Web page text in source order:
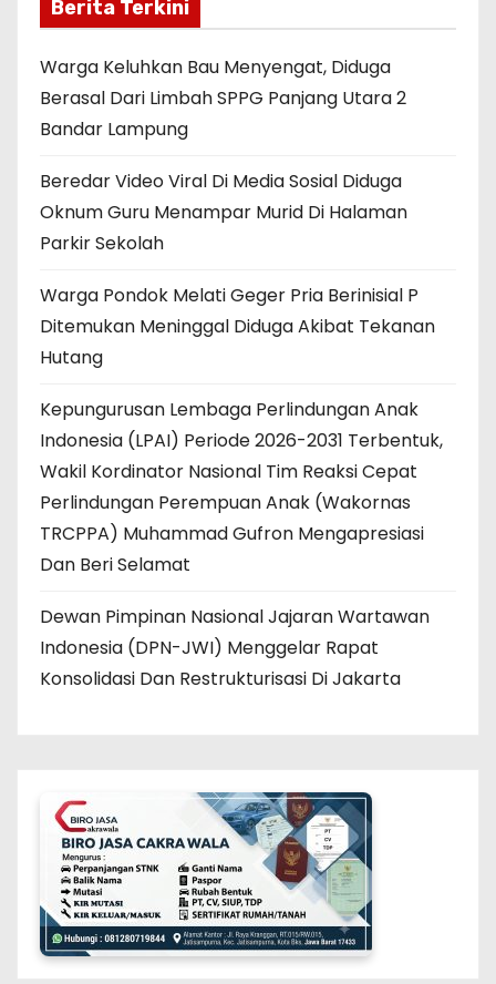
Berita Terkini
Warga Keluhkan Bau Menyengat, Diduga
Berasal Dari Limbah SPPG Panjang Utara 2
Bandar Lampung
Beredar Video Viral Di Media Sosial Diduga
Oknum Guru Menampar Murid Di Halaman
Parkir Sekolah
Warga Pondok Melati Geger Pria Berinisial P
Ditemukan Meninggal Diduga Akibat Tekanan
Hutang
Kepungurusan Lembaga Perlindungan Anak
Indonesia (LPAI) Periode 2026-2031 Terbentuk,
Wakil Kordinator Nasional Tim Reaksi Cepat
Perlindungan Perempuan Anak (Wakornas
TRCPPA) Muhammad Gufron Mengapresiasi
Dan Beri Selamat
Dewan Pimpinan Nasional Jajaran Wartawan
Indonesia (DPN-JWI) Menggelar Rapat
Konsolidasi Dan Restrukturisasi Di Jakarta